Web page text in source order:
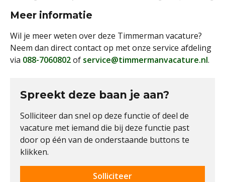
Meer informatie
Wil je meer weten over deze Timmerman vacature?
Neem dan direct contact op met onze service afdeling
via 088-7060802of service@timmermanvacature.nl.
Spreekt deze baan je aan?
Solliciteer dan snel op deze functie of deel de
vacature met iemand die bij deze functie past
door op één van de onderstaande buttons te
klikken.
Solliciteer